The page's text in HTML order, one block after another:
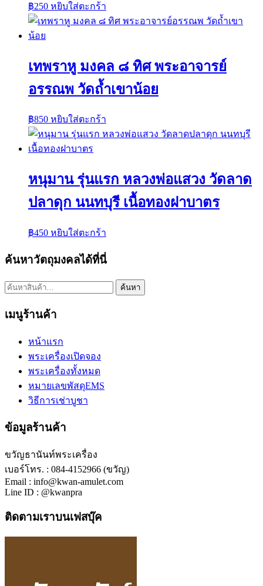
฿250 หยิบใส่ตะกร้า
เทพราหู มงคล ๘ ทิศ พระอาจารย์
อรรณพ วัดถ้ำเขาน้อย
฿850 หยิบใส่ตะกร้า
หนุมาน รุ่นแรก หลวงพ่อแสวง วัดลาด
ปลาดุก นนทบุรี เนื้อทองฝาบาตร
฿450 หยิบใส่ตะกร้า
ค้นหาวัตถุมงคลได้ที่นี่
ค้นหา: ค้นหา
เมนูร้านค้า
หน้าแรก
พระเครื่องเปิดจอง
พระเครื่องทั้งหมด
หมายเลขพัสดุEMS
วิธีการเช่าบูชา
ข้อมูลร้านค้า
ขวัญธานันท์พระเครื่อง
เบอร์โทร. : 084-4152966 (ขวัญ)
Email : info@kwan-amulet.com
Line ID : @kwanpra
ติดตามเราบนเฟสบุ๊ค